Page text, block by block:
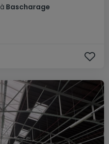
à Bascharage